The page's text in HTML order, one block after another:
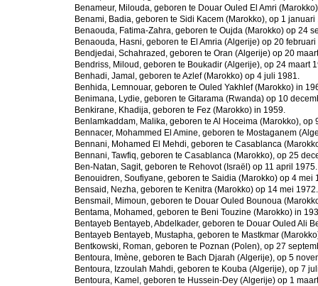
Benameur, Milouda, geboren te Douar Ouled El Amri
Benami, Badia, geboren te Sidi Kacem (Marokko), op 1 januari
Benaouda, Fatima-Zahra, geboren te Oujda (Marokko) op 24
Benaouda, Hasni, geboren te El Amria (Algerije) op 20 februari
Bendjedai, Schahrazed, geboren te Oran (Algerije) op 20
Bendriss, Miloud, geboren te Boukadir (Algerije), op 24 maart
Benhadi, Jamal, geboren te Azlef (Marokko) op 4 juli 1981.
Benhida, Lemnouar, geboren te Ouled Yakhlef (Marokko) in
Benimana, Lydie, geboren te Gitarama (Rwanda) op 10
Benkirane, Khadija, geboren te Fez (Marokko) in 1959.
Benlamkaddam, Malika, geboren te Al Hoceima (Marokko), op
Bennacer, Mohammed El Amine, geboren te Mostaganem
Bennani, Mohamed El Mehdi, geboren te Casablanca
Bennani, Tawfiq, geboren te Casablanca (Marokko), op 25
Ben-Natan, Sagit, geboren te Rehovot (Israël) op 11 april 1975.
Benouidren, Soufiyane, geboren te Saidia (Marokko) op 4 mei
Bensaid, Nezha, geboren te Kenitra (Marokko) op 14 mei 1972.
Bensmail, Mimoun, geboren te Douar Ouled Bounoua
Bentama, Mohamed, geboren te Beni Touzine (Marokko) in
Bentayeb Bentayeb, Abdelkader, geboren te Douar Ouled Ali
Bentayeb Bentayeb, Mustapha, geboren te Mastkmar
Bentkowski, Roman, geboren te Poznan (Polen), op 27
Bentoura, Imène, geboren te Bach Djarah (Algerije), op 5
Bentoura, Izzoulah Mahdi, geboren te Kouba (Algerije), op 7
Bentoura, Kamel, geboren te Hussein-Dey (Algerije) op 1